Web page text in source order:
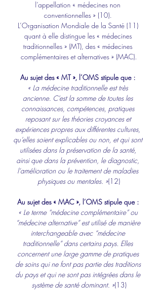
l’appellation « médecines non
conventionnelles » (10).
L’Organisation Mondiale de la Santé (11)
quant à elle distingue les « médecines
traditionnelles » (MT), des « médecines
complémentaires et alternatives » (MAC).
Au sujet des « MT », l’OMS stipule que :
« La médecine traditionnelle est très
ancienne. C’est la somme de toutes les
connaissances, compétences, pratiques
reposant sur les théories croyances et
expériences propres aux différentes cultures,
qu’elles soient explicables ou non, et qui sont
utilisées dans la préservation de la santé,
ainsi que dans la prévention, le diagnostic,
l'amélioration ou le traitement de maladies
physiques ou mentales. »(12)
Au sujet des « MAC », l’OMS stipule que :
« Le terme “médecine complémentaire” ou
“médecine alternative” est utilisé de manière
interchangeable avec “médecine
traditionnelle” dans certains pays. Elles
concernent une large gamme de pratiques
de soins qui ne font pas partie des traditions
du pays et qui ne sont pas intégrées dans le
système de santé dominant. »(13)